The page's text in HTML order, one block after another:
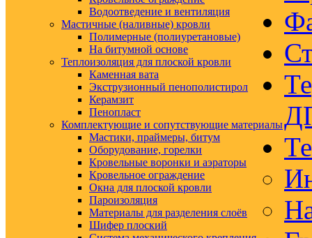
Водоотведение и вентиляция
Мастичные (наливные) кровли
Полимерные (полиуретановые)
На битумной основе
Теплоизоляция для плоской кровли
Каменная вата
Экструзионный пенополистирол
Керамзит
Пенопласт
Комплектующие и сопутствующие материалы
Мастики, праймеры, битум
Оборудование, горелки
Кровельные воронки и аэраторы
Кровельное ограждение
Окна для плоской кровли
Пароизоляция
Материалы для разделения слоёв
Шифер плоский